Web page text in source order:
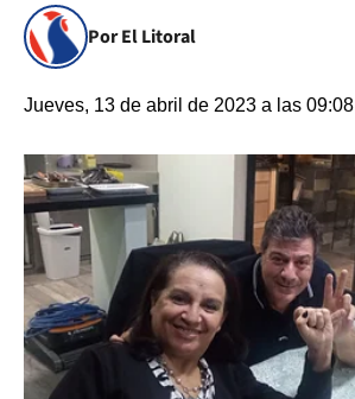
Por El Litoral
Jueves, 13 de abril de 2023 a las 09:08